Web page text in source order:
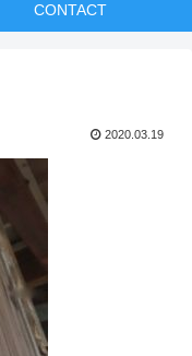
CONTACT
2020.03.19